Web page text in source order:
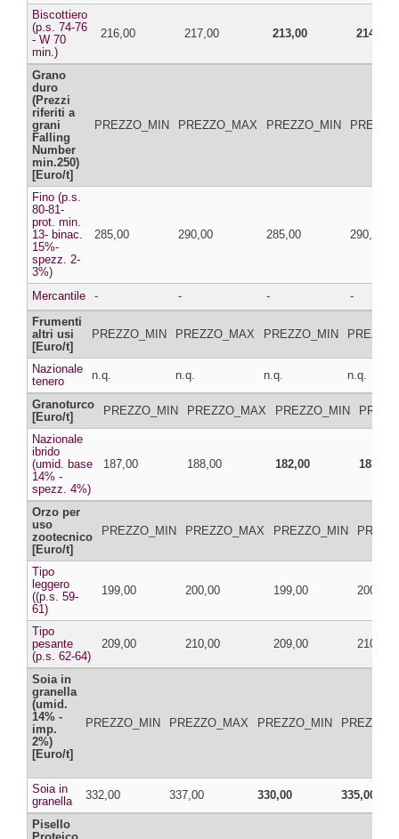
Biscottiero
(p.s. 74-76
- W 70
min.)
216,00 217,00 213,00 214,00
Grano
duro
(Prezzi
riferiti a
grani
Falling
Number
min.250)
[Euro/t]
PREZZO_MIN PREZZO_MAX PREZZO_MIN
Fino (p.s.
80-81-
prot. min.
13- binac.
15%-
spezz. 2-
3%)
285,00 290,00 285,00 290,00
Mercantile - - -
-
Frumenti
altri usi
[Euro/t]
PREZZO_MIN PREZZO_MAX PREZZO_MIN
Nazionale
tenero
n.q. n.q. n.q. n.q.
Granoturco
[Euro/t]
PREZZO_MIN PREZZO_MAX PREZZO_MIN
Nazionale
ibrido
(umid. base
14% -
spezz. 4%)
187,00 188,00 182,00 183,00
Orzo per
uso
zootecnico
[Euro/t]
PREZZO_MIN PREZZO_MAX PREZZO_MIN
Tipo
leggero
((p.s. 59-
61)
199,00 200,00 199,00 200,00
Tipo
pesante
(p.s. 62-64)
209,00 210,00 209,00 210,00
Soia in
granella
(umid.
14% -
imp.
2%)
[Euro/t]
PREZZO_MIN PREZZO_MAX PREZZO_MIN
Soia in
granella
332,00 337,00 330,00 335,00
Pisello